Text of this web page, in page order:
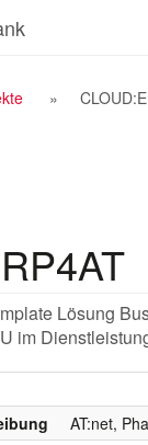
Lösung
im
AT:net,